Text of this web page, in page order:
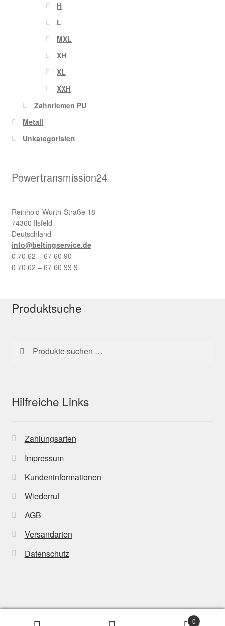
H
L
MXL
XH
XL
XXH
Zahnriemen PU
Metall
Unkategorisiert
Powertransmission24
Reinhold-Würth-Straße 18
74360 Ilsfeld
Deutschland
info@beltingservice.de
0 70 62 – 67 60 90
0 70 62 – 67 60 99 9
Produktsuche
Suchen
nach:
Suchen
Hilfreiche Links
Zahlungsarten
Impressum
Kundeninformationen
Wiederruf
AGB
Versandarten
Datenschutz
0